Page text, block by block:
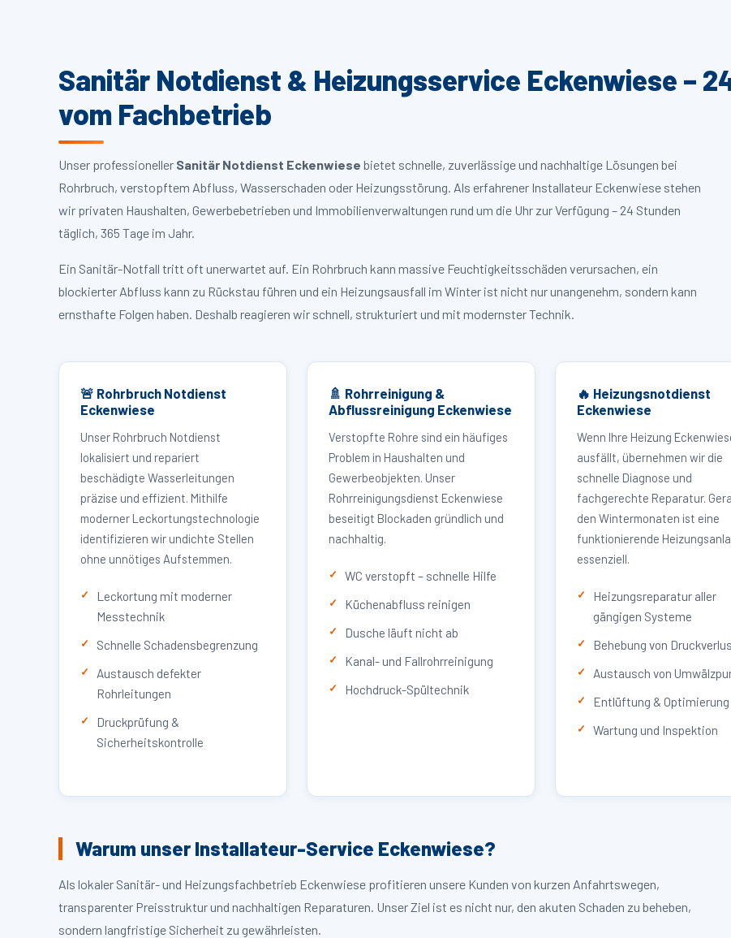
Sanitär Notdienst & Heizungsservice Eckenwiese –
vom Fachbetrieb
Unser professioneller Sanitär Notdienst Eckenwiese bietet schnelle, zuverlässige und nachhaltige Lösungen bei
Rohrbruch, verstopftem Abfluss, Wasserschaden oder Heizungsstörung. Als erfahrener Installateur Eckenwiese stehen
wir privaten Haushalten, Gewerbebetrieben und Immobilienverwaltungen rund um die Uhr zur Verfügung – 24 Stunden
täglich, 365 Tage im Jahr.
Ein Sanitär-Notfall tritt oft unerwartet auf. Ein Rohrbruch kann massive Feuchtigkeitsschäden verursachen, ein
blockierter Abfluss kann zu Rückstau führen und ein Heizungsausfall im Winter ist nicht nur unangenehm, sondern kann
ernsthafte Folgen haben. Deshalb reagieren wir schnell, strukturiert und mit modernster Technik.
🚨 Rohrbruch Notdienst
Eckenwiese
Unser Rohrbruch Notdienst
lokalisiert und repariert
beschädigte Wasserleitungen
präzise und effizient. Mithilfe
moderner Leckortungstechnologie
identifizieren wir undichte Stellen
ohne unnötiges Aufstemmen.
Leckortung mit moderner
Messtechnik
Schnelle Schadensbegrenzung
Austausch defekter
Rohrleitungen
Druckprüfung &
Sicherheitskontrolle
🚿 Rohrreinigung &
Abflussreinigung Eckenwiese
Verstopfte Rohre sind ein häufiges
Problem in Haushalten und
Gewerbeobjekten. Unser
Rohrreinigungsdienst Eckenwiese
beseitigt Blockaden gründlich und
nachhaltig.
WC verstopft – schnelle Hilfe
Küchenabfluss reinigen
Dusche läuft nicht ab
Kanal- und Fallrohrreinigung
Hochdruck-Spültechnik
🔥 Heizungsnotdienst
Eckenwiese
Wenn Ihre Heizung
ausfällt, übernehmen wir die
schnelle Diagnose und
fachgerechte Reparatur.
den Wintermonaten ist eine
funktionierende
essenziell.
Heizungsreparatur aller
gängigen Systeme
Behebung von
Austausch von
Entlüftung & Optimierung
Wartung und Inspektion
Warum unser Installateur-Service Eckenwiese?
Als lokaler Sanitär- und Heizungsfachbetrieb Eckenwiese profitieren unsere Kunden von kurzen Anfahrtswegen,
transparenter Preisstruktur und nachhaltigen Reparaturen. Unser Ziel ist es nicht nur, den akuten Schaden zu beheben,
sondern langfristige Sicherheit zu gewährleisten.